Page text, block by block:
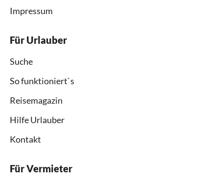
Impressum
Für Urlauber
Suche
So funktioniert`s
Reisemagazin
Hilfe Urlauber
Kontakt
Für Vermieter